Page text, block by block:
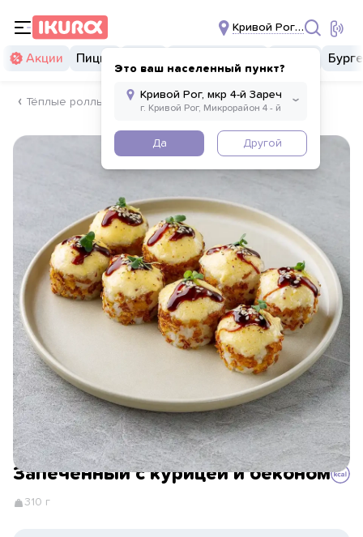
Кривой Рог, мкр 4-й
Это ваш населенный пункт?
Да Другой
Акции Пицца
Тёплые роллы
Запеченный с курицей и беконом
310 г